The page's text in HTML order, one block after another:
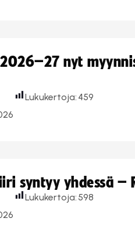
nyt
Lukukertoja: 459
syntyy yhdessä
Lukukertoja: 598